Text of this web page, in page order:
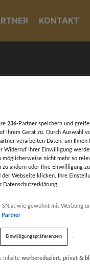
KONTAKT
Tag-
236-Partner speichern und
Ihrem Gerät zu. Durch Auswahl
verarbeiten Daten, um
Widerruf Ihrer Einwilligung
möglicherweise nicht mehr so
zu ändern oder Ihre Einwilligung
der Webseite klicken. Ihre
Datenschutzerklärung.
SN.at wie gewohnt mit Werbung
Partner
Einwilligungspräferenzen .
Inhalte werbereduziert, privat &